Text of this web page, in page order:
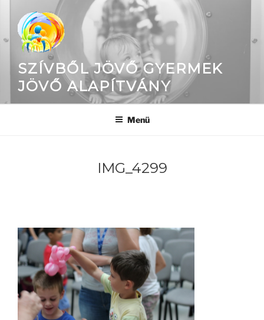
SZÍVBŐL JÖVŐ GYERMEK
JÖVŐ ALAPÍTVÁNY
Menü
IMG_4299